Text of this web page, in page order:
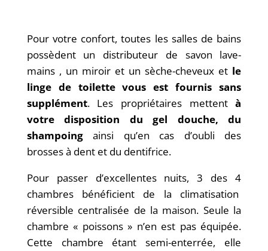
Pour votre confort, toutes les salles de bains
possèdent un distributeur de savon lave-
mains , un miroir et un sèche-cheveux et le
linge de toilette vous est fournis sans
supplément. Les propriétaires mettentà
votre disposition du gel douche, du
shampoingainsi qu’en cas d’oubli des
brosses à dent et du dentifrice.
Pour passer d’excellentes nuits, 3 des 4
chambres bénéficient de la climatisation
réversible centralisée de la maison. Seule la
chambre « poissons » n’en est pas équipée.
Cette chambre étant semi-enterrée, elle